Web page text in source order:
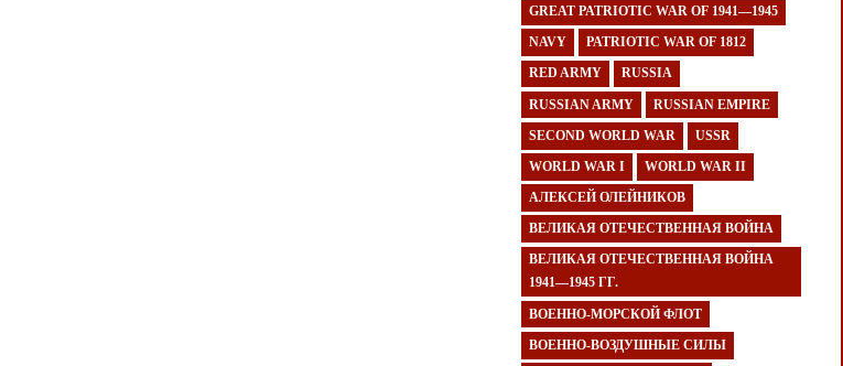
GREAT PATRIOTIC WAR OF 1941—1945
NAVY PATRIOTIC WAR OF 1812
RED ARMY RUSSIA
RUSSIAN ARMY RUSSIAN EMPIRE
SECOND WORLD WAR USSR
WORLD WAR I WORLD WAR II
АЛЕКСЕЙ ОЛЕЙНИКОВ
ВЕЛИКАЯ ОТЕЧЕСТВЕННАЯ ВОЙНА
ВЕЛИКАЯ ОТЕЧЕСТВЕННАЯ ВОЙНА
1941—1945 ГГ.
ВОЕННО-МОРСКОЙ ФЛОТ
ВОЕННО-ВОЗДУШНЫЕ СИЛЫ